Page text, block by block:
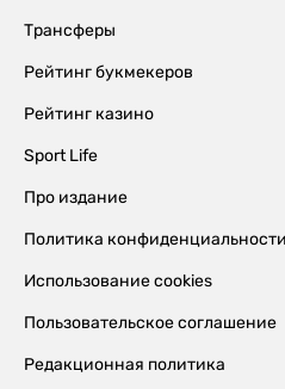
Трансферы
Рейтинг букмекеров
Рейтинг казино
Sport Life
Про издание
Политика конфиденциальности
Использование cookies
Пользовательское соглашение
Редакционная политика